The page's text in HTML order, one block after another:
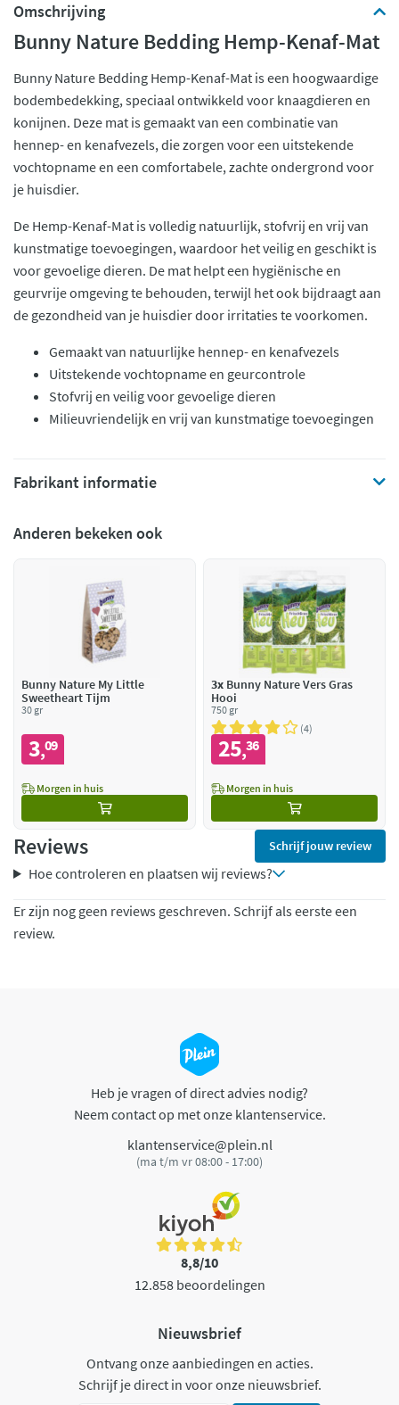
Omschrijving
Bunny Nature Bedding Hemp-Kenaf-Mat
Bunny Nature Bedding Hemp-Kenaf-Mat is een hoogwaardige
bodembedekking, speciaal ontwikkeld voor knaagdieren en
konijnen. Deze mat is gemaakt van een combinatie van
hennep- en kenafvezels, die zorgen voor een uitstekende
vochtopname en een comfortabele, zachte ondergrond voor
je huisdier.
De Hemp-Kenaf-Mat is volledig natuurlijk, stofvrij en vrij van
kunstmatige toevoegingen, waardoor het veilig en geschikt is
voor gevoelige dieren. De mat helpt een hygiënische en
geurvrije omgeving te behouden, terwijl het ook bijdraagt aan
de gezondheid van je huisdier door irritaties te voorkomen.
Gemaakt van natuurlijke hennep- en kenafvezels
Uitstekende vochtopname en geurcontrole
Stofvrij en veilig voor gevoelige dieren
Milieuvriendelijk en vrij van kunstmatige toevoegingen
Fabrikant informatie
Anderen bekeken ook
Bunny Nature My Little
Sweetheart Tijm
30 gr
3,09
Morgen in huis
3x Bunny Nature Vers Gras
Hooi
750 gr
4
25,36
Morgen in huis
Reviews Schrijf jouw review
Hoe controleren en plaatsen wij reviews?
Er zijn nog geen reviews geschreven. Schrijf als eerste een
review.
Heb je vragen of direct advies nodig?
Neem contact op met onze klantenservice.
klantenservice@plein.nl
(ma t/m vr 08:00 - 17:00)
8,8/10
12.858 beoordelingen
Nieuwsbrief
Ontvang onze aanbiedingen en acties.
Schrijf je direct in voor onze nieuwsbrief.